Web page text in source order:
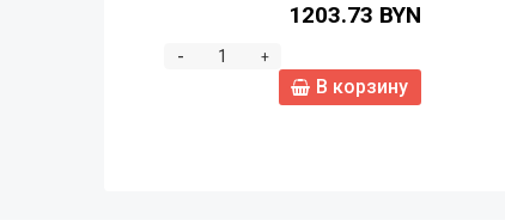
1203.73 BYN
+
-
В корзину